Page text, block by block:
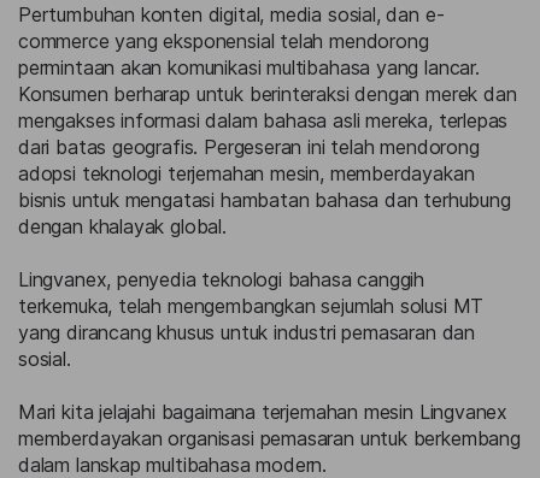
Pertumbuhan konten digital, media sosial, dan e-
commerce yang eksponensial telah mendorong
permintaan akan komunikasi multibahasa yang lancar.
Konsumen berharap untuk berinteraksi dengan merek dan
mengakses informasi dalam bahasa asli mereka, terlepas
dari batas geografis. Pergeseran ini telah mendorong
adopsi teknologi terjemahan mesin, memberdayakan
bisnis untuk mengatasi hambatan bahasa dan terhubung
dengan khalayak global.
Lingvanex, penyedia teknologi bahasa canggih
terkemuka, telah mengembangkan sejumlah solusi MT
yang dirancang khusus untuk industri pemasaran dan
sosial.
Mari kita jelajahi bagaimana terjemahan mesin Lingvanex
memberdayakan organisasi pemasaran untuk berkembang
dalam lanskap multibahasa modern.